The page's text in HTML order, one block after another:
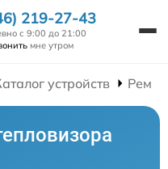
219-27-43
с 9:00 до 21:00
мне утром
устройств